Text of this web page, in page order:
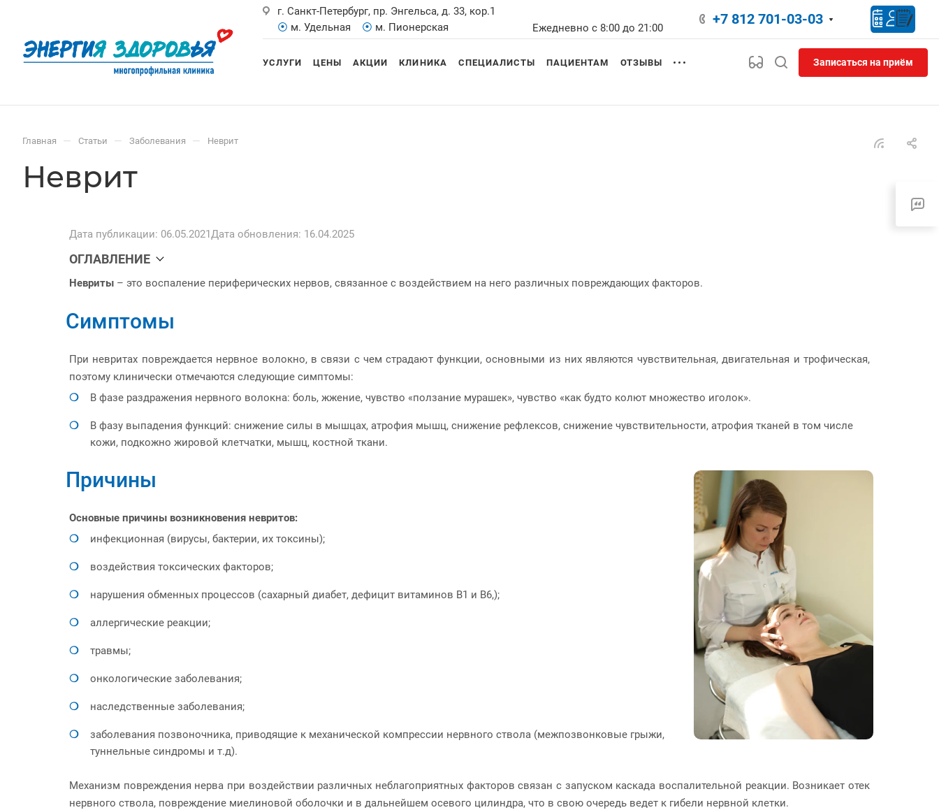
г. Санкт-Петербург, пр. Энгельса, д. 33, кор.1
⦿ м. Удельная ⦿ м. Пионерская Ежедневно с 8:00 до 21:00
+7 812 701-03-03
УСЛУГИ ЦЕНЫ АКЦИИ КЛИНИКА СПЕЦИАЛИСТЫ ПАЦИЕНТАМ ОТЗЫВЫ Записаться на приём
Главная — Статьи — Заболевания — Неврит
Неврит
Дата публикации: 06.05.2021Дата обновления: 16.04.2025
ОГЛАВЛЕНИЕ
Невриты – это воспаление периферических нервов, связанное с воздействием на него различных повреждающих факторов.
Симптомы
При невритах повреждается нервное волокно, в связи с чем страдают функции, основными из них являются чувствительная, двигательная и трофическая,
поэтому клинически отмечаются следующие симптомы:
В фазе раздражения нервного волокна: боль, жжение, чувство «ползание мурашек», чувство «как будто колют множество иголок».
В фазу выпадения функций: снижение силы в мышцах, атрофия мышц, снижение рефлексов, снижение чувствительности, атрофия тканей в том числе
кожи, подкожно жировой клетчатки, мышц, костной ткани.
Причины
Основные причины возникновения невритов:
инфекционная (вирусы, бактерии, их токсины);
воздействия токсических факторов;
нарушения обменных процессов (сахарный диабет, дефицит витаминов B1 и В6,);
аллергические реакции;
травмы;
онкологические заболевания;
наследственные заболевания;
заболевания позвоночника, приводящие к механической компрессии нервного ствола (межпозвонковые грыжи,
туннельные синдромы и т.д).
Механизм повреждения нерва при воздействии различных неблагоприятных факторов связан с запуском каскада воспалительной реакции. Возникает отек
нервного ствола, повреждение миелиновой оболочки и в дальнейшем осевого цилиндра, что в свою очередь ведет к гибели нервной клетки.